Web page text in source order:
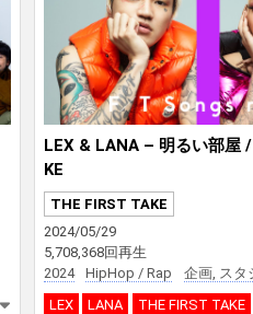
LEX & LANA – 明るい部屋
KE
THE FIRST TAKE
2024/05/29
5,708,368回再生
2024
HipHop / Rap
企画, スタ
LEX
LANA THE FIRST TAKE